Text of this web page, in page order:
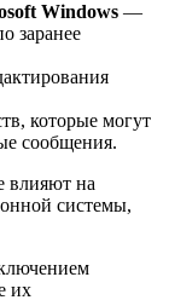
Windows —
заранее
которые могут
сообщения.
влияют на
системы,
их